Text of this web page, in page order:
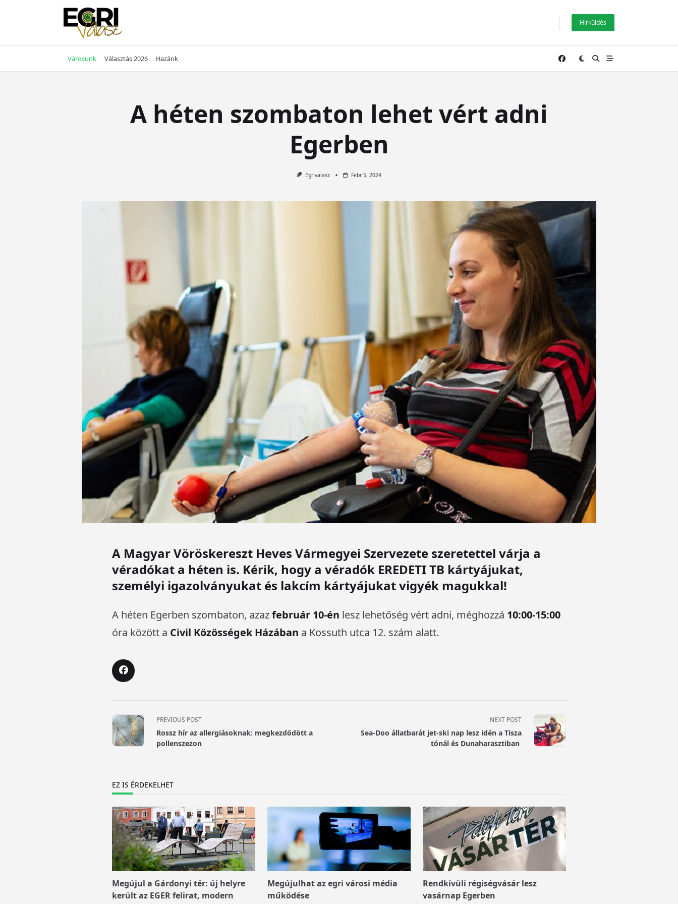
Hírküldés
Városunk Választás 2026 Hazánk
A héten szombaton lehet vért adni
Egerben
Egrivalasz Febr 5, 2024
A Magyar Vöröskereszt Heves Vármegyei Szervezete szeretettel várja a
véradókat a héten is. Kérik, hogy a véradók EREDETI TB kártyájukat,
személyi igazolványukat és lakcím kártyájukat vigyék magukkal!
A héten Egerben szombaton, azazfebruár 10-én lesz lehetőség vért adni, méghozzá 10:00-15:00
óra között a Civil Közösségek Házában a Kossuth utca 12. szám alatt.
<span
class="nav-
subtitle
text">Page</span>
PREVIOUS POST
Rossz hír az allergiásoknak: megkezdődött a
pollenszezon
NEXT POST
Sea-Doo állatbarát jet-ski nap lesz idén a Tisza
tónál és Dunaharasztiban
EZ IS ÉRDEKELHET
Megújul a Gárdonyi tér: új helyre
került az EGER felirat, modern
Megújulhat az egri városi média
működése
Rendkívüli régiségvásár lesz
vasárnap Egerben